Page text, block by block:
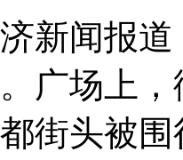
闻报道
广场上
街头被